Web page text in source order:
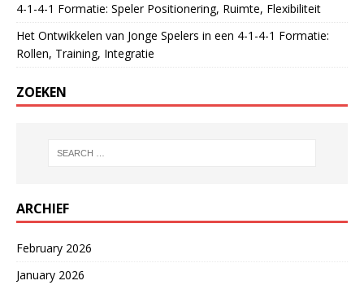
4-1-4-1 Formatie: Speler Positionering, Ruimte, Flexibiliteit
Het Ontwikkelen van Jonge Spelers in een 4-1-4-1 Formatie:
Rollen, Training, Integratie
ZOEKEN
ARCHIEF
February 2026
January 2026